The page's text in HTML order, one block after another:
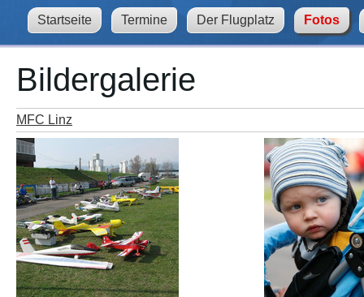
Startseite Termine Der Flugplatz Fotos
Bildergalerie
MFC Linz